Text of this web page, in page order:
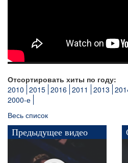
Отсортировать хиты по году:
2010 2015 2016 2011 2013
2000-е
Весь список
Предыдущее видео